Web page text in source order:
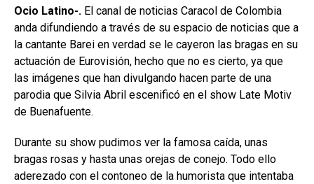
Ocio Latino-. El canal de noticias Caracol de Colombia
anda difundiendo a través de su espacio de noticias que a
la cantante Barei en verdad se le cayeron las bragas en su
actuación de Eurovisión, hecho que no es cierto, ya que
las imágenes que han divulgando hacen parte de una
parodia que Silvia Abril escenificó en el show Late Motiv
de Buenafuente.
Durante su show pudimos ver la famosa caída, unas
bragas rosas y hasta unas orejas de conejo. Todo ello
aderezado con el contoneo de la humorista que intentaba